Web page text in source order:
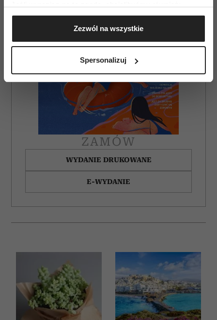
Gromadzić dane dotyczące Twojej lokalizacji
geograficznej z dokładnością nawet do kilku metrów
Identyfikować Twoje urządzenie, aktywnie
(fingerprinting, czyli wirtualny odcisk palca)
dane są przetwarzane oraz ustaw własne preferencje w
sekcji szczegółów. W Deklaracji plików cookie możesz
zmienić lub wycofać swoją zgodę w dowolnej chwili.
Wykorzystujemy pliki cookie do spersonalizowania treści
i reklam, aby oferować funkcje społecznościowe i
analizować ruch w naszej witrynie. Informacje o tym, jak
korzystasz z naszej witryny, udostępniamy partnerom
społecznościowym, reklamowym i analitycznym.
Partnerzy mogą połączyć te informacje z innymi danymi
otrzymanymi od Ciebie lub uzyskanymi podczas
Zezwól na wszystkie
Spersonalizuj
ZAMÓW
WYDANIE DRUKOWANE
E-WYDANIE